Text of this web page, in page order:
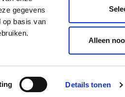
gegevens
op basis van
Details tonen
Alleen